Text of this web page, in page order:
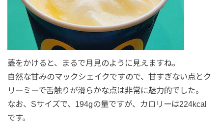
蓋をかけると、まるで月見のように見えますね。
自然な甘みのマックシェイクですので、甘すぎない点とク
リーミーで舌触りが滑らかな点は非常に魅力的でした。
なお、Sサイズで、194gの量ですが、カロリーは224kcal
です。